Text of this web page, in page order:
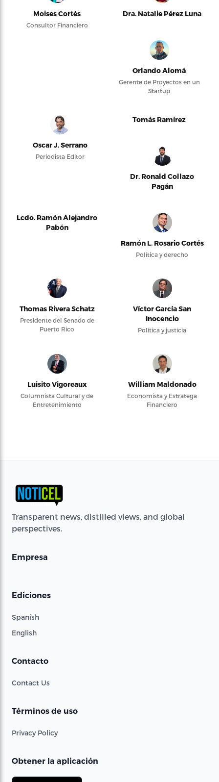
Moises Cortés
Consultor Financiero
Dra. Natalie Pérez Luna
Orlando Alomá
Gerente de Proyectos en un
Startup
Oscar J. Serrano
Periodista Editor
Tomás Ramírez
Dr. Ronald Collazo
Pagán
Lcdo. Ramón Alejandro
Pabón
Ramón L. Rosario Cortés
Política y derecho
Thomas Rivera Schatz
Presidente del Senado de
Puerto Rico
Víctor García San
Inocencio
Política y justicia
Luisito Vigoreaux
Columnista Cultural y de
Entretenimiento
William Maldonado
Economista y Estratega
Financiero
Transparent news, distilled views, and global
perspectives.
Empresa
Ediciones
Spanish
English
Contacto
Contact Us
Términos de uso
Privacy Policy
Obtener la aplicación